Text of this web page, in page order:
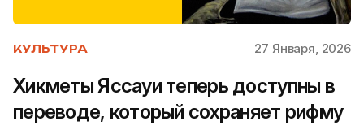
КУЛЬТУРА 27 Января, 2026
Хикметы Яссауи теперь доступны в
переводе, который сохраняет рифму